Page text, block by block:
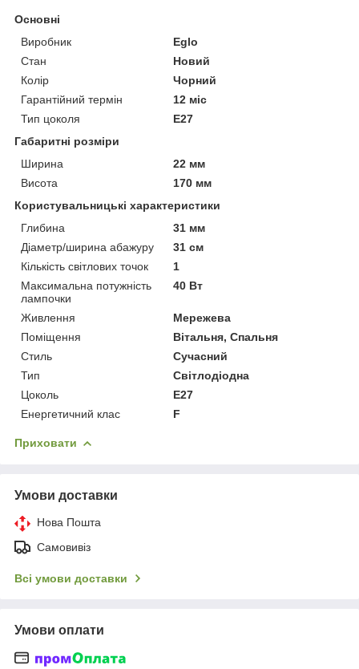
Основні
Виробник
Eglo
Стан
Новий
Колір
Чорний
Гарантійний термін
12 міс
Тип цоколя
E27
Габаритні розміри
Ширина
22 мм
Висота
170 мм
Користувальницькі характеристики
Глибина
31 мм
Діаметр/ширина абажуру
31 см
Кількість світлових точок
1
Максимальна потужність
лампочки
40 Вт
Живлення
Мережева
Поміщення
Вітальня, Спальня
Стиль
Сучасний
Тип
Світлодіодна
Цоколь
E27
Енергетичний клас
F
Приховати
Умови доставки
Нова Пошта
Самовивіз
Всі умови доставки
Умови оплати